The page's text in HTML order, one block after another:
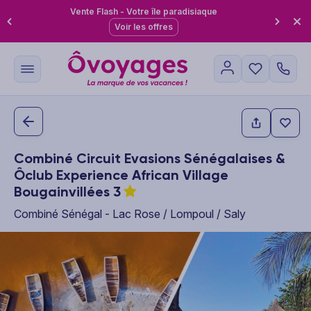
Vente Flash - Votre île paradisiaque
Voir les offres
Combiné Circuit Evasions Sénégalaises &
Ôclub Experience African Village
Bougainvillées 3
Combiné Sénégal - Lac Rose / Lompoul / Saly
This carousel shows one large product image at a time. Use the